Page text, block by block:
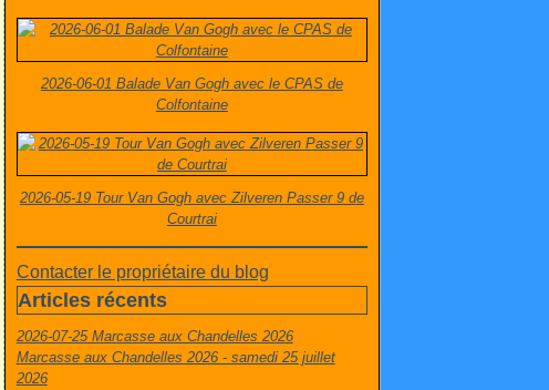
2026-06-01 Balade Van Gogh avec le CPAS de
Colfontaine
2026-05-19 Tour Van Gogh avec Zilveren Passer 9 de
Courtrai
Contacter le propriétaire du blog
Articles récents
2026-07-25 Marcasse aux Chandelles 2026
Marcasse aux Chandelles 2026 - samedi 25 juillet
2026